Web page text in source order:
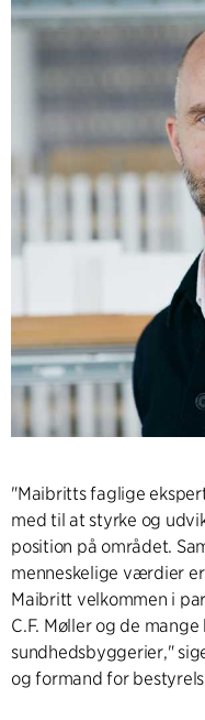
"Maibritts faglige
med til at styrke og
position på området.
menneskelige værdier
Maibritt velkommen i
C.F. Møller og de
sundhedsbyggerier,"
og formand for